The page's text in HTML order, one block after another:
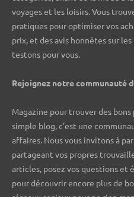
voyages et les loisirs. Vous
pratiques pour optimiser vos
prix, et des avis honnêtes sur
testons pour vous.
Rejoignez notre communauté
Magazine pour trouver des bons
simple blog, c’est une
affaires. Nous vous invitons à
partageant vos propres
articles, posez vos questions et
pour découvrir encore plus de